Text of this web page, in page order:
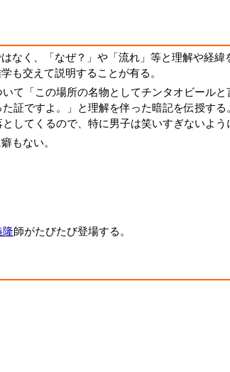
なく、「なぜ？」や「流れ」等と理解や経
も交えて説明することが有る。
て「この場所の名物としてチンタオビール
証ですよ。」と理解を伴った暗記を伝授する
してくるので、特に男子は笑いすぎないよう
もない。
隆師がたびたび登場する。